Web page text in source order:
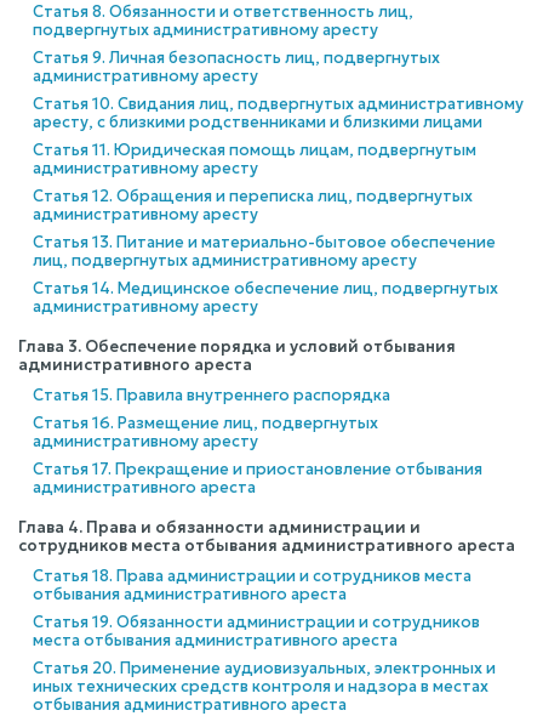
Статья 8. Обязанности и ответственность лиц,
подвергнутых административному аресту
Статья 9. Личная безопасность лиц, подвергнутых
административному аресту
Статья 10. Свидания лиц, подвергнутых административному
аресту, с близкими родственниками и близкими лицами
Статья 11. Юридическая помощь лицам, подвергнутым
административному аресту
Статья 12. Обращения и переписка лиц, подвергнутых
административному аресту
Статья 13. Питание и материально-бытовое обеспечение
лиц, подвергнутых административному аресту
Статья 14. Медицинское обеспечение лиц, подвергнутых
административному аресту
Глава 3. Обеспечение порядка и условий отбывания
административного ареста
Статья 15. Правила внутреннего распорядка
Статья 16. Размещение лиц, подвергнутых
административному аресту
Статья 17. Прекращение и приостановление отбывания
административного ареста
Глава 4. Права и обязанности администрации и
сотрудников места отбывания административного ареста
Статья 18. Права администрации и сотрудников места
отбывания административного ареста
Статья 19. Обязанности администрации и сотрудников
места отбывания административного ареста
Статья 20. Применение аудиовизуальных, электронных и
иных технических средств контроля и надзора в местах
отбывания административного ареста